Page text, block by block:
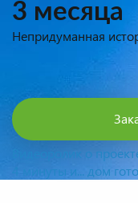
3 месяца
Непридуманная
Видеоролик о
4 минуты и... дом